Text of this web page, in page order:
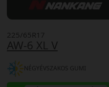
AW-6 XL V
225/65R17
NÉGYÉVSZAKOS GUMI